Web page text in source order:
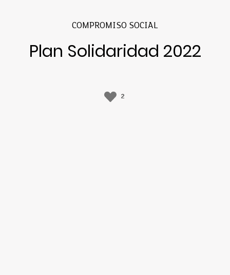
COMPROMISO SOCIAL
Plan Solidaridad 2022
2